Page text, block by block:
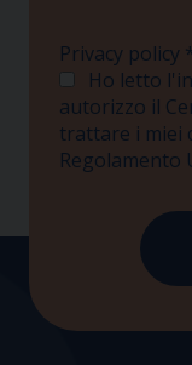
Privacy policy
Ho letto
autorizzo il
trattare i miei
Regolamento